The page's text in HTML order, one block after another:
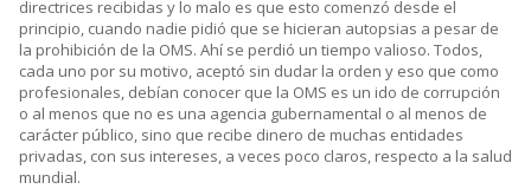
directrices recibidas y lo malo es que esto comenzó desde el
principio, cuando nadie pidió que se hicieran autopsias a pesar de
la prohibición de la OMS. Ahí se perdió un tiempo valioso. Todos,
cada uno por su motivo, aceptó sin dudar la orden y eso que como
profesionales, debían conocer que la OMS es un ido de corrupción
o al menos que no es una agencia gubernamental o al menos de
carácter público, sino que recibe dinero de muchas entidades
privadas, con sus intereses, a veces poco claros, respecto a la salud
mundial.